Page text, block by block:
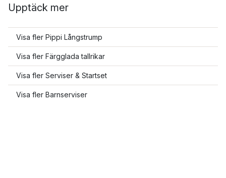
Upptäck mer
Visa fler Pippi Långstrump
Visa fler Färgglada tallrikar
Visa fler Serviser & Startset
Visa fler Barnserviser